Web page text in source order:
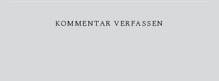
KOMMENTAR VERFASSEN